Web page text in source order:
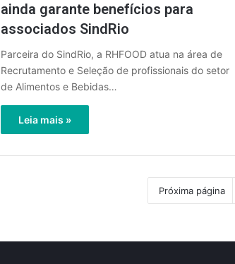
ainda garante benefícios para
associados SindRio
Parceira do SindRio, a RHFOOD atua na área de
Recrutamento e Seleção de profissionais do setor
de Alimentos e Bebidas…
Leia mais »
Próxima página